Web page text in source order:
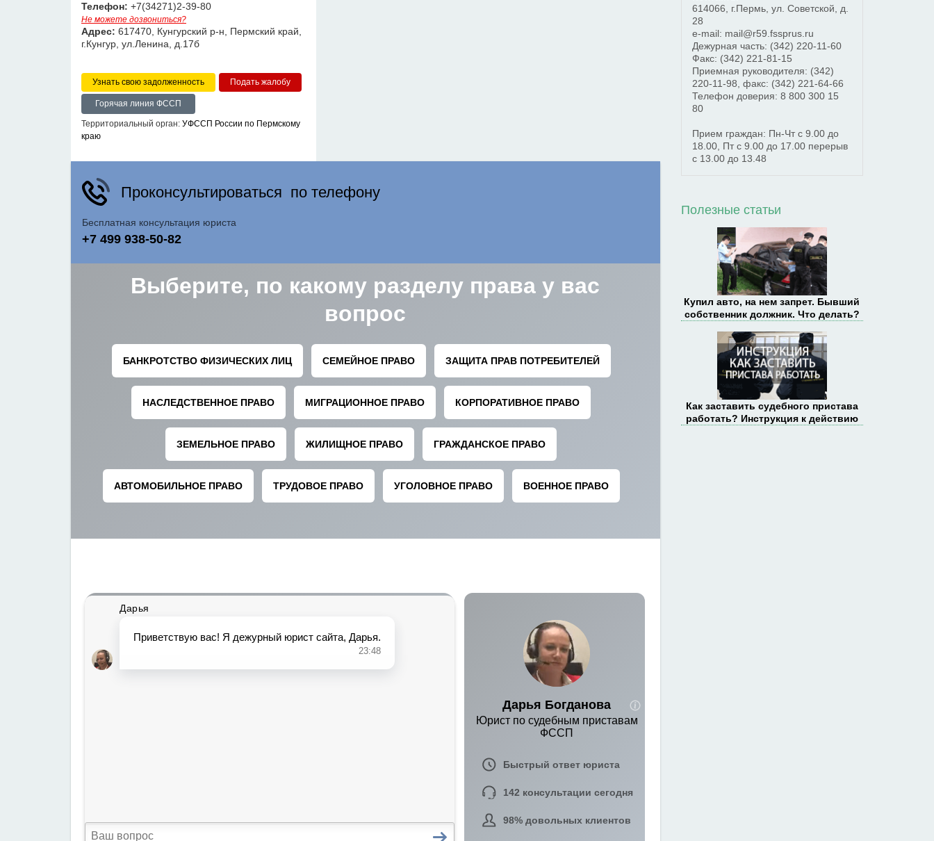
Телефон: +7(34271)2-39-80
Не можете дозвониться?
Адрес: 617470, Кунгурский р-н, Пермский край,
г.Кунгур, ул.Ленина, д.17б
Узнать свою задолженность
Горячая линия ФССП
Территориальный орган: УФССП России по Пермскому
краю
614066
г.Пермь, ул. Советской, д.
28
e-mail: mail@r59.fssprus.ru
Дежурная часть: (342) 220-11-60
Факс: (342) 221-81-15
Приемная руководителя: (342)
220-11-98 , факс: (342) 221-64-66
Телефон доверия: 8 800 300 15
80
Прием граждан: Пн-Чт с 9.00 до
18.00, Пт с 9.00 до 17.00 перерыв
с 13.00 до 13.48
Полезные статьи
Купил авто, на нем запрет. Бывший
собственник должник. Что делать?
Как заставить судебного пристава
работать? Инструкция к действию